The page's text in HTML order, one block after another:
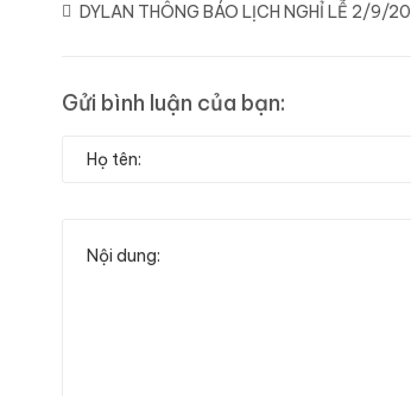
DYLAN THÔNG BÁO LỊCH NGHỈ LỄ 2/9/
Gửi bình luận của bạn: